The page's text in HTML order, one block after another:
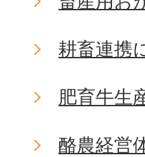
耕畜連携
肥育牛生
酪農経営